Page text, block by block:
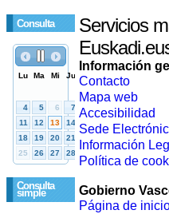
Consulta
Consulta
simple
Servicios
Información
Contacto
Mapa web
Accesibilidad
Sede
Información
Política de
Gobierno
Página de